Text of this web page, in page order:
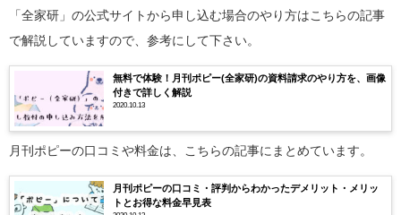
「全家研」の公式サイトから申し込む場合のやり方はこちらの記事
で解説していますので、参考にして下さい。
無料で体験！月刊ポピー(全家研)の資料請求のやり方を、画像
付きで詳しく解説
2020.10.13
月刊ポピーの口コミや料金は、こちらの記事にまとめています。
月刊ポピーの口コミ・評判からわかったデメリット・メリッ
トとお得な料金早見表